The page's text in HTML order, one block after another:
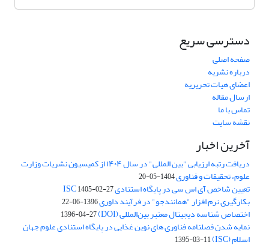
دسترسی سریع
صفحه اصلی
درباره نشریه
اعضای هیات تحریریه
ارسال مقاله
تماس با ما
نقشه سایت
آخرین اخبار
دریافت رتبه ارزیابی "بین المللی" در سال ۱۴۰۴ از کمیسیون نشریات وزارت
علوم، تحقیقات و فناوری1404-05-20
تعیین شاخص آی اس سی در پایگاه استنادی ISC1405-02-27
بکارگیری نرم افزار "همانندجو" در فرآیند داوری1396-06-22
اختصاص شناسه دیجیتال معتبر بین‌المللی (DOI) 1396-04-27
نمایه شدن فصلنامه فناوری های نوین غذایی در پایگاه استنادی علوم جهان
اسلام (ISC) 1395-03-11